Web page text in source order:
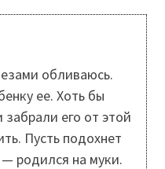
обливаюсь.
ее. Хоть бы
его от этой
Пусть подохнет
родился на муки.